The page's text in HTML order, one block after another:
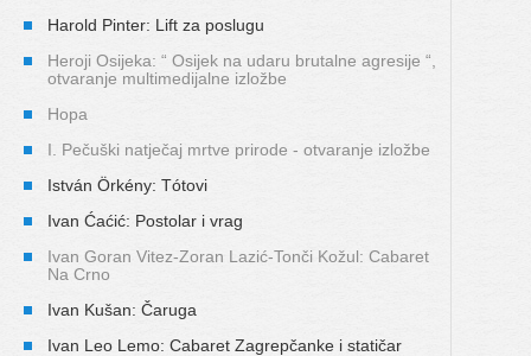
Harold Pinter: Lift za poslugu
Heroji Osijeka: “ Osijek na udaru brutalne agresije “,
otvaranje multimedijalne izložbe
Hopa
I. Pečuški natječaj mrtve prirode - otvaranje izložbe
István Örkény: Tótovi
Ivan Ćaćić: Postolar i vrag
Ivan Goran Vitez-Zoran Lazić-Tonči Kožul: Cabaret
Na Crno
Ivan Kušan: Čaruga
Ivan Leo Lemo: Cabaret Zagrepčanke i statičar